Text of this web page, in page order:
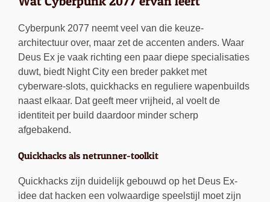
Cyberpunk 2077 neemt veel van die keuze-
architectuur over, maar zet de accenten anders. Waar
Deus Ex je vaak richting een paar diepe specialisaties
duwt, biedt Night City een breder pakket met
cyberware-slots, quickhacks en reguliere wapenbuilds
naast elkaar. Dat geeft meer vrijheid, al voelt de
identiteit per build daardoor minder scherp
afgebakend.
Quickhacks als netrunner-toolkit
Quickhacks zijn duidelijk gebouwd op het Deus Ex-
idee dat hacken een volwaardige speelstijl moet zijn